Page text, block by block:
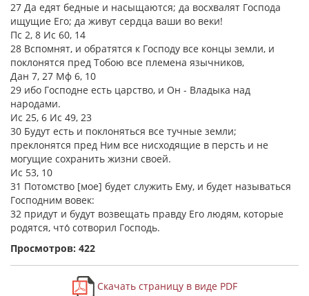
27 Да едят бедные и насыщаются; да восхвалят Господа
ищущие Его; да живут сердца ваши во веки!
Пс 2, 8 Ис 60, 14
28 Вспомнят, и обратятся к Господу все концы земли, и
поклонятся пред Тобою все племена язычников,
Дан 7, 27 Мф 6, 10
29 ибо Господне есть царство, и Он - Владыка над
народами.
Ис 25, 6 Ис 49, 23
30 Будут есть и поклоняться все тучные земли;
преклонятся пред Ним все нисходящие в персть и не
могущие сохранить жизни своей.
Ис 53, 10
31 Потомство [мое] будет служить Ему, и будет называться
Господним вовек:
32 придут и будут возвещать правду Его людям, которые
родятся, что́ сотворил Господь.
Просмотров: 422
Скачать страницу в виде PDF